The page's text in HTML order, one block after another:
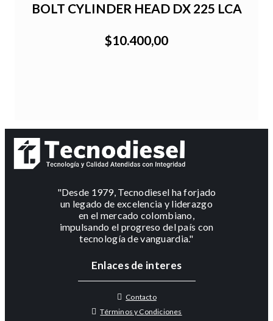
BOLT CYLINDER HEAD DX 225 LCA
$10.400,00
"Desde 1979, Tecnodiesel ha forjado
un legado de excelencia y liderazgo
en el mercado colombiano,
impulsando el progreso del país con
tecnología de vanguardia."
Enlaces de interes
Contacto
Términos y Condiciones